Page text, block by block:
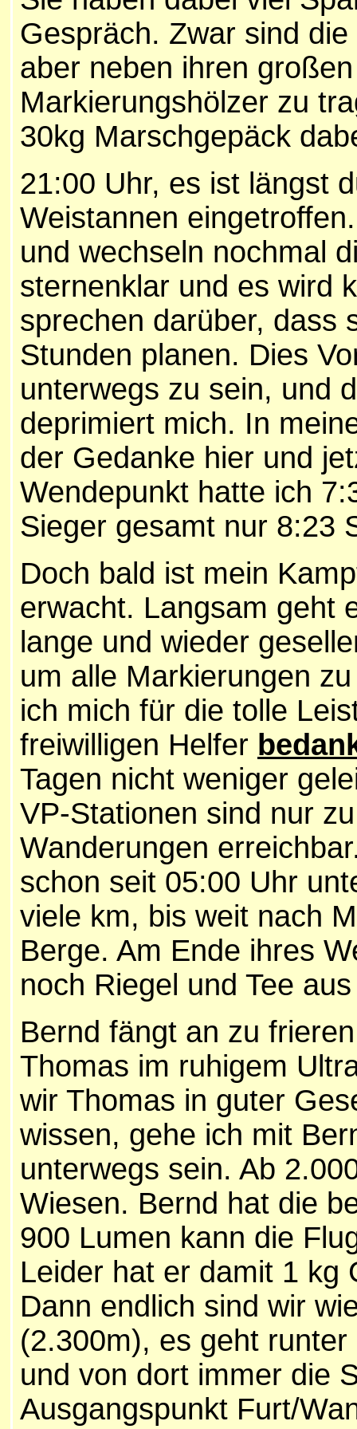
Gespräch. Zwar sind
aber neben ihren
Markierungshölzer zu
30kg Marschgepäck
21:00 Uhr, es ist längst
Weistannen
und wechseln nochmal
sternenklar und es wird
sprechen darüber, dass
Stunden planen. Dies
unterwegs zu sein, und
deprimiert mich. In
der Gedanke hier und
Wendepunkt hatte ich
Sieger gesamt nur 8:23
Doch bald ist mein
erwacht. Langsam geht
lange und wieder
um alle Markierungen
ich mich für die tolle
freiwilligen Helfer
Tagen nicht weniger
VP-Stationen sind nur
Wanderungen
schon seit 05:00 Uhr
viele km, bis weit nach
Berge. Am Ende ihres
noch Riegel und Tee
Bernd fängt an zu
Thomas im ruhigem
wir Thomas in guter
wissen, gehe ich mit
unterwegs sein. Ab
Wiesen. Bernd hat die
900 Lumen kann die
Leider hat er damit 1 kg
Dann endlich sind wir
(2.300m), es geht
und von dort immer die
Ausgangspunkt Furt/